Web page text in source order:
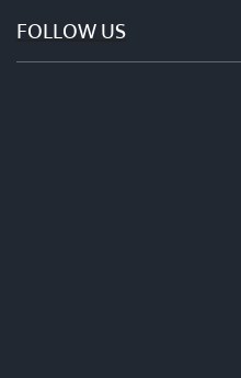
FOLLOW US